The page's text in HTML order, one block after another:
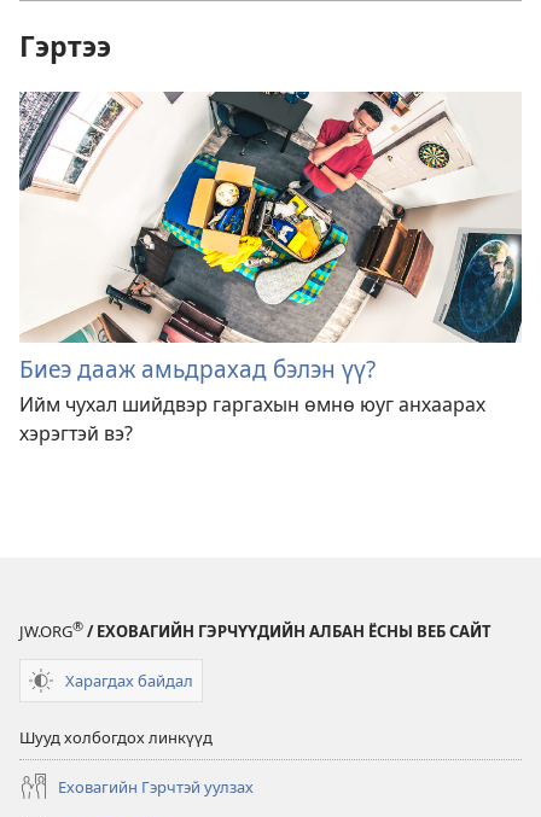
Гэртээ
Биеэ дааж амьдрахад бэлэн үү?
Ийм чухал шийдвэр гаргахын өмнө юуг анхаарах
хэрэгтэй вэ?
JW.ORG® / ЕХОВАГИЙН ГЭРЧҮҮДИЙН АЛБАН ЁСНЫ ВЕБ САЙТ
Харагдах байдал
Шууд холбогдох линкүүд
Еховагийн Гэрчтэй уулзах